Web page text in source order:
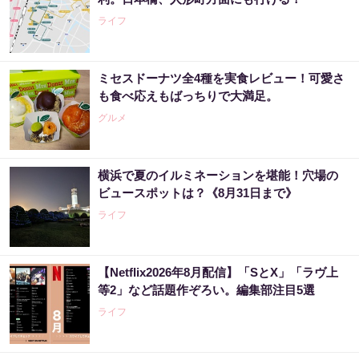
ライフ
ミセスドーナツ全4種を実食レビュー！可愛さ
も食べ応えもばっちりで大満足。
グルメ
横浜で夏のイルミネーションを堪能！穴場の
ビュースポットは？《8月31日まで》
ライフ
【Netflix2026年8月配信】「SとX」「ラヴ上
等2」など話題作ぞろい。編集部注目5選
ライフ